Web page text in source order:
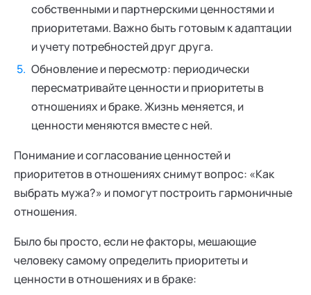
собственными и партнерскими ценностями и
приоритетами. Важно быть готовым к адаптации
и учету потребностей друг друга.
Обновление и пересмотр: периодически
пересматривайте ценности и приоритеты в
отношениях и браке. Жизнь меняется, и
ценности меняются вместе с ней.
Понимание и согласование ценностей и
приоритетов в отношениях снимут вопрос: «Как
выбрать мужа?» и помогут построить гармоничные
отношения.
Было бы просто, если не факторы, мешающие
человеку самому определить приоритеты и
ценности в отношениях и в браке: